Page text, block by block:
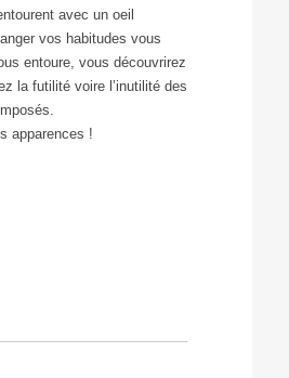
avec un oeil
vos habitudes vous
entoure, vous découvrirez
la futilité voire l’inutilité des
apparences !